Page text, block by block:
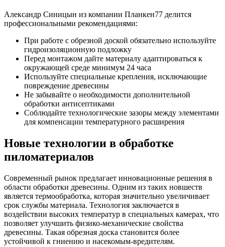
Александр Синицын из компании Планкен77 делится
профессиональными рекомендациями:
При работе с обрезной доской обязательно используйте
гидроизоляционную подложку
Перед монтажом дайте материалу адаптироваться к
окружающей среде минимум 24 часа
Используйте специальные крепления, исключающие
повреждение древесины
Не забывайте о необходимости дополнительной
обработки антисептиками
Соблюдайте технологические зазоры между элементами
для компенсации температурного расширения
Новые технологии в обработке
пиломатериалов
Современный рынок предлагает инновационные решения в
области обработки древесины. Одним из таких новшеств
является термообработка, которая значительно увеличивает
срок службы материала. Технология заключается в
воздействии высоких температур в специальных камерах, что
позволяет улучшить физико-механические свойства
древесины. Такая обрезная доска становится более
устойчивой к гниению и насекомым-вредителям.